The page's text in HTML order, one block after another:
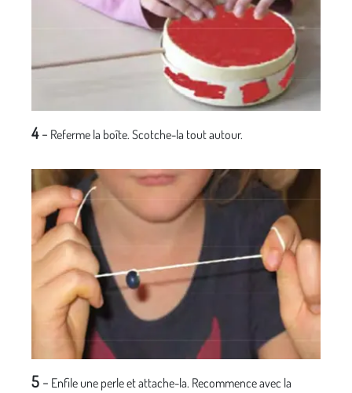
4- Referme la boîte. Scotche-la tout autour.
5- Enfile une perle et attache-la. Recommence avec la